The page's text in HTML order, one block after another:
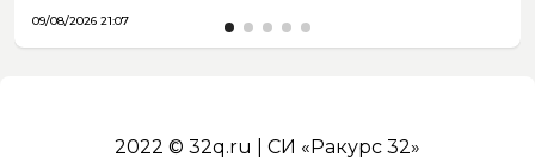
09/08/2026 21:07
2022 © 32q.ru | СИ «Ракурс 32»